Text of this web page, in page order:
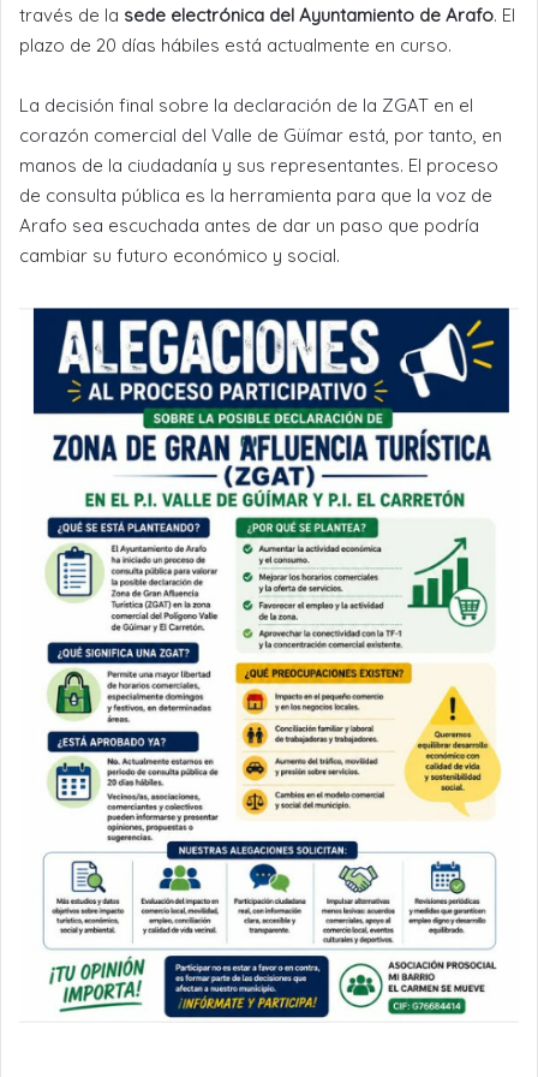
través de la sede electrónica del Ayuntamiento de Arafo. El
plazo de 20 días hábiles está actualmente en curso.
La decisión final sobre la declaración de la ZGAT en el
corazón comercial del Valle de Güímar está, por tanto, en
manos de la ciudadanía y sus representantes. El proceso
de consulta pública es la herramienta para que la voz de
Arafo sea escuchada antes de dar un paso que podría
cambiar su futuro económico y social.